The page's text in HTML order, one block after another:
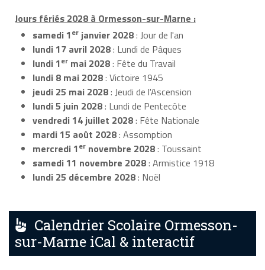
Jours fériés 2028 à Ormesson-sur-Marne :
samedi 1er janvier 2028: Jour de l'an
lundi 17 avril 2028: Lundi de Pâques
lundi 1er mai 2028: Fête du Travail
lundi 8 mai 2028: Victoire 1945
jeudi 25 mai 2028: Jeudi de l'Ascension
lundi 5 juin 2028: Lundi de Pentecôte
vendredi 14 juillet 2028: Fête Nationale
mardi 15 août 2028: Assomption
mercredi 1er novembre 2028: Toussaint
samedi 11 novembre 2028: Armistice 1918
lundi 25 décembre 2028: Noël
Calendrier Scolaire Ormesson-
sur-Marne iCal & interactif